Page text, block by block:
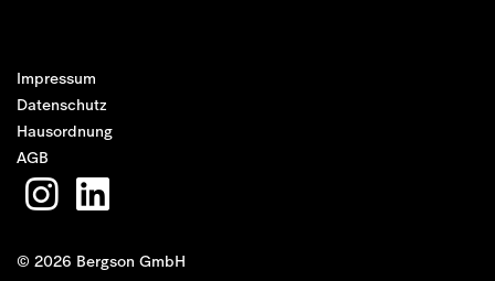
© 2026 Bergson GmbH
Impressum
Datenschutz
Hausordnung
AGB